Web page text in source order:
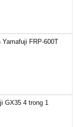
FRP-600T
GX35 4 trong 1